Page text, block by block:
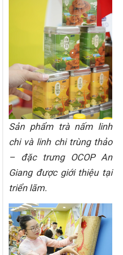
Sản phẩm trà nấm linh
chi và linh chi trùng thảo
– đặc trưng OCOP An
Giang được giới thiệu tại
triển lãm.